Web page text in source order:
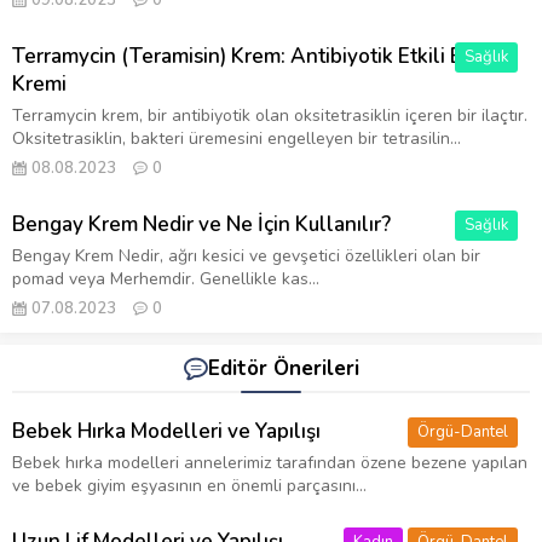
Sağlık
Terramycin (Teramisin) Krem: Antibiyotik Etkili Bir Cilt
Kremi
Terramycin krem, bir antibiyotik olan oksitetrasiklin içeren bir ilaçtır.
Oksitetrasiklin, bakteri üremesini engelleyen bir tetrasilin...
08.08.2023 0
Sağlık
Bengay Krem Nedir ve Ne İçin Kullanılır?
Bengay Krem Nedir, ağrı kesici ve gevşetici özellikleri olan bir
pomad veya Merhemdir. Genellikle kas...
07.08.2023 0
Editör Önerileri
Örgü-Dantel
Bebek Hırka Modelleri ve Yapılışı
Bebek hırka modelleri annelerimiz tarafından özene bezene yapılan
ve bebek giyim eşyasının en önemli parçasını...